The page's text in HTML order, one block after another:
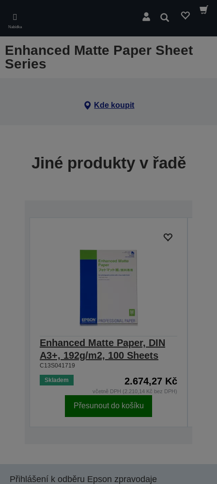
main
content
Nabídka
Hledat
Enhanced Matte Paper Sheet
Series
Kde koupit
Jiné produkty v řadě
Enhanced Matte Paper, DIN
A3+, 192g/m2, 100 Sheets
C13S041719
Skladem 2.674,27 Kč
včetně DPH (2.210,14 Kč bez DPH)
Přesunout do košíku
Přihlášení k odběru Epson zpravodaje